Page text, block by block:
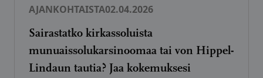
AJANKOHTAISTA02.04.2026
Sairastatko kirkassoluista
munuaissolukarsinoomaa tai von Hippel-
Lindaun tautia? Jaa kokemuksesi